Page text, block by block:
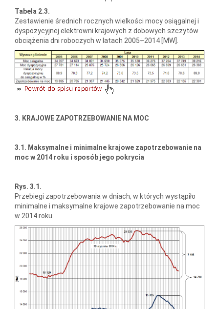
Tabela 2.3.
Zestawienie średnich rocznych wielkości mocy osiągalnej i
dyspozycyjnej elektrowni krajowych z dobowych szczytów
obciążenia dni roboczych w latach 2005÷2014 [MW].
3. KRAJOWE ZAPOTRZEBOWANIE NA MOC
3.1. Maksymalne i minimalne krajowe zapotrzebowanie na
moc w 2014 roku i sposób jego pokrycia
Rys. 3.1.
Przebiegi zapotrzebowania w dniach, w których wystąpiło
minimalne i maksymalne krajowe zapotrzebowanie na moc
w 2014 roku.